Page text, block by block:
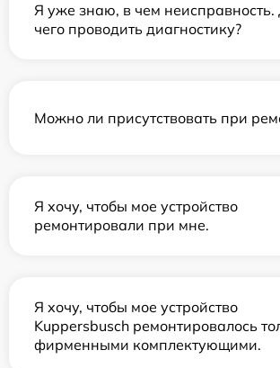
Я уже знаю, в чем неисправность.
чего проводить диагностику?
Можно ли присутствовать при
Я хочу, чтобы мое устройство
ремонтировали при мне.
Я хочу, чтобы мое устройство
Kuppersbusch ремонтировалось
фирменными комплектующими.